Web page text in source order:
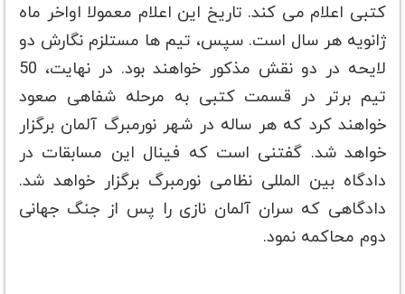
کتبی اعلام می کند. تاریخ این اعلام معمولا اواخر ماه
ژانویه هر سال است. سپس، تیم ها مستلزم نگارش دو
لایحه در دو نقش مذکور خواهند بود. در نهایت، 50
تیم برتر در قسمت کتبی به مرحله شفاهی صعود
خواهند کرد که هر ساله در شهر نورمبرگ آلمان برگزار
خواهد شد. گفتنی است که فینال این مسابقات در
دادگاه بین المللی نظامی نورمبرگ برگزار خواهد شد.
دادگاهی که سران آلمان نازی را پس از جنگ جهانی
دوم محاکمه نمود.